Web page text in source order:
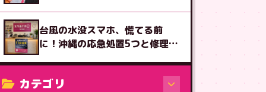
台風の水没スマホ、慌てる前
に！沖縄の応急処置5つと修理受
カテゴリ